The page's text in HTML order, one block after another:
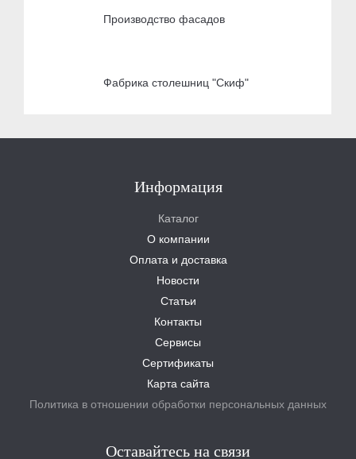
Производство фасадов
Фабрика столешниц "Скиф"
Информация
Каталог
О компании
Оплата и доставка
Новости
Статьи
Контакты
Сервисы
Сертификаты
Карта сайта
Политика в отношении обработки персональных данных
Оставайтесь на связи